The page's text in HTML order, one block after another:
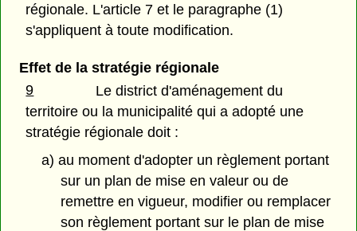
régionale. L'article 7 et le paragraphe (1)
s'appliquent à toute modification.
Effet de la stratégie régionale
9
Le district d'aménagement du
territoire ou la municipalité qui a adopté une
stratégie régionale doit :
a) au moment d'adopter un règlement portant
sur un plan de mise en valeur ou de
remettre en vigueur, modifier ou remplacer
son règlement portant sur le plan de mise